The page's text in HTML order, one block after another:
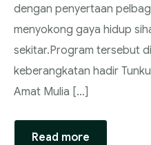
dengan penyertaan
menyokong gaya hidup
sekitar.‎‎Program tersebut
keberangkatan hadir
Amat Mulia […]
Read more